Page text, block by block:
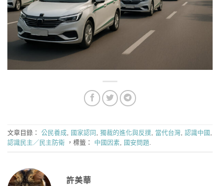
文章目錄： 公民養成, 國家認同 , 獨裁的進化與反撲, 當代台灣, 認識中國 ,
認識民主／民主防衛 ，標籤： 中國因素, 國安問題.
許美華